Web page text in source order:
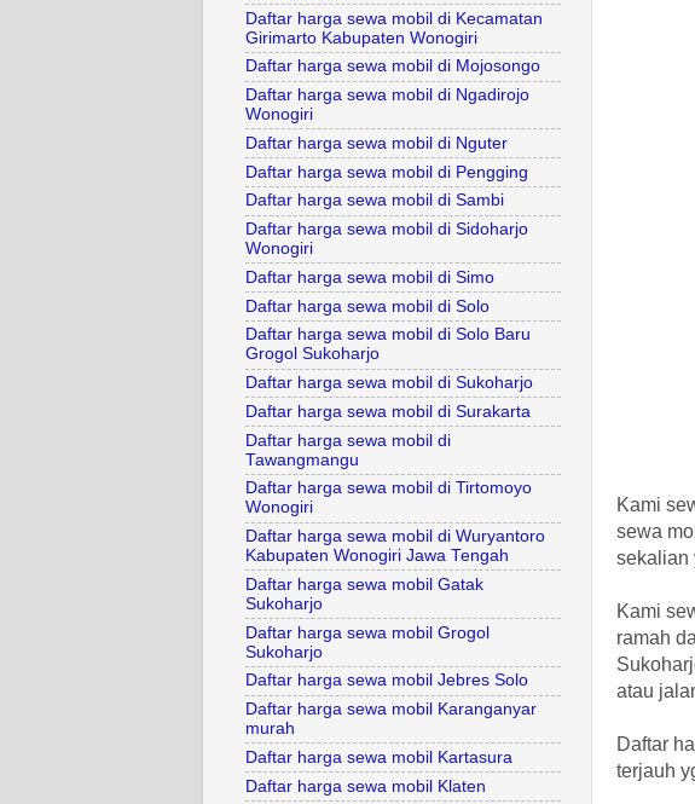
Kami
sewa
sekalian
Kami
ramah
atau
Daftar
terjauh
Daftar harga sewa mobil di Kecamatan
Girimarto Kabupaten Wonogiri
Daftar harga sewa mobil di Mojosongo
Daftar harga sewa mobil di Ngadirojo
Wonogiri
Daftar harga sewa mobil di Nguter
Daftar harga sewa mobil di Pengging
Daftar harga sewa mobil di Sambi
Daftar harga sewa mobil di Sidoharjo
Wonogiri
Daftar harga sewa mobil di Simo
Daftar harga sewa mobil di Solo
Daftar harga sewa mobil di Solo Baru
Grogol Sukoharjo
Daftar harga sewa mobil di Sukoharjo
Daftar harga sewa mobil di Surakarta
Daftar harga sewa mobil di
Tawangmangu
Daftar harga sewa mobil di Tirtomoyo
Wonogiri
Daftar harga sewa mobil di Wuryantoro
Kabupaten Wonogiri Jawa Tengah
Daftar harga sewa mobil Gatak
Sukoharjo
Daftar harga sewa mobil Grogol
Sukoharjo
Daftar harga sewa mobil Jebres Solo
Daftar harga sewa mobil Karanganyar
murah
Daftar harga sewa mobil Kartasura
Daftar harga sewa mobil Klaten